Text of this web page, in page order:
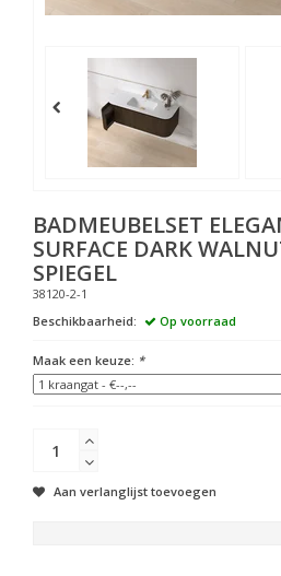
BADMEUBELSET
SURFACE DARK
SPIEGEL
38120-2-1
Beschikbaarheid:
Op voorraad
Maak een keuze: *
Aan verlanglijst toevoegen